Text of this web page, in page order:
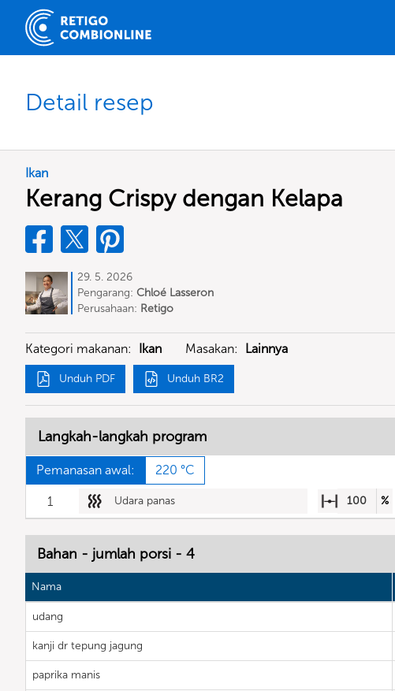
Detail resep
Ikan
Kerang Crispy dengan Kelapa
29. 5. 2026
Pengarang: Chloé Lasseron
Perusahaan: Retigo
Kategori makanan: Ikan Masakan: Lainnya
Unduh PDF Unduh BR2
Langkah-langkah program
Pemanasan awal: 220 °C
1 Udara panas 100 %
Bahan - jumlah porsi - 4
Nama
udang
kanji dr tepung jagung
paprika manis